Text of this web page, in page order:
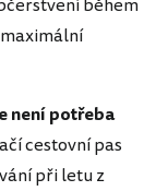
během
není potřeba
cestovní pas
při letu z